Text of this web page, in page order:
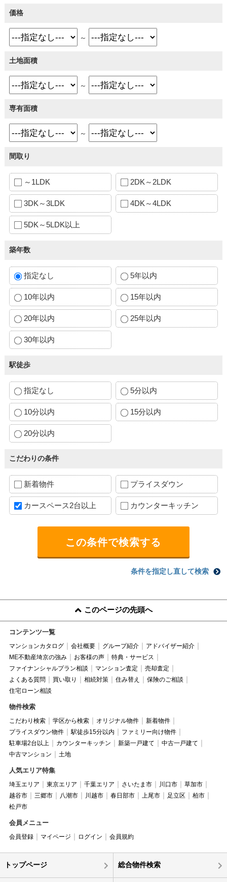
価格
～
土地面積
～
専有面積
～
間取り
～1LDK 2DK～2LDK
3DK～3LDK 4DK～4LDK
5DK～5LDK以上
築年数
指定なし 5年以内
10年以内 15年以内
20年以内 25年以内
30年以内
駅徒歩
指定なし 5分以内
10分以内 15分以内
20分以内
こだわりの条件
新着物件 プライスダウン
カースペース2台以上 カウンターキッチン
条件を指定し直して検索
このページの先頭へ
コンテンツ一覧
マンションカタログ 会社概要 グループ紹介
アドバイザー紹介
ME不動産埼京の強み
お客様の声
特典・サービス
ファイナンシャルプラン相談
マンション査定
売却査定
よくある質問
買い取り 相続対策 住み替え
保険のご相談
住宅ローン相談
物件検索
こだわり検索 学区から検索 オリジナル物件
新着物件
プライスダウン物件
駅徒歩15分以内
ファミリー向け物件
駐車場2台以上
カウンターキッチン 新築一戸建て
中古一戸建て
中古マンション
土地
人気エリア特集
埼玉エリア 東京エリア 千葉エリア さいたま市 川口市
草加市
越谷市
三郷市 八潮市 川越市 春日部市 上尾市 足立区
柏市
松戸市
会員メニュー
会員登録 マイページ ログイン 会員規約
トップページ 総合物件検索